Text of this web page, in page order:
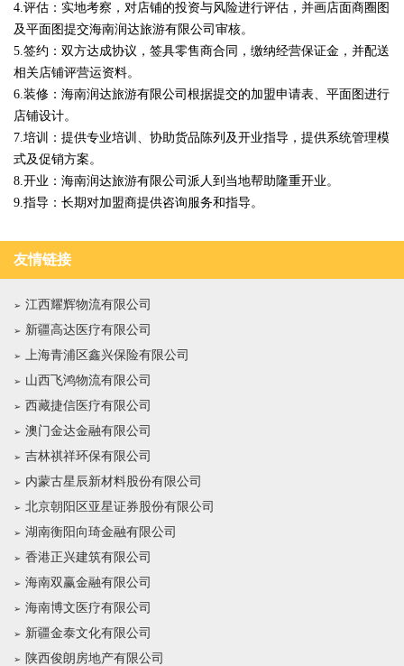
4.评估：实地考察，对店铺的投资与风险进行评估，并画店面商圈图
及平面图提交海南润达旅游有限公司审核。
5.签约：双方达成协议，签具零售商合同，缴纳经营保证金，并配送
相关店铺评营运资料。
6.装修：海南润达旅游有限公司根据提交的加盟申请表、平面图进行
店铺设计。
7.培训：提供专业培训、协助货品陈列及开业指导，提供系统管理模
式及促销方案。
8.开业：海南润达旅游有限公司派人到当地帮助隆重开业。
9.指导：长期对加盟商提供咨询服务和指导。
友情链接
江西耀辉物流有限公司
新疆高达医疗有限公司
上海青浦区鑫兴保险有限公司
山西飞鸿物流有限公司
西藏捷信医疗有限公司
澳门金达金融有限公司
吉林祺祥环保有限公司
内蒙古星辰新材料股份有限公司
北京朝阳区亚星证券股份有限公司
湖南衡阳向琦金融有限公司
香港正兴建筑有限公司
海南双赢金融有限公司
海南博文医疗有限公司
新疆金泰文化有限公司
陕西俊朗房地产有限公司